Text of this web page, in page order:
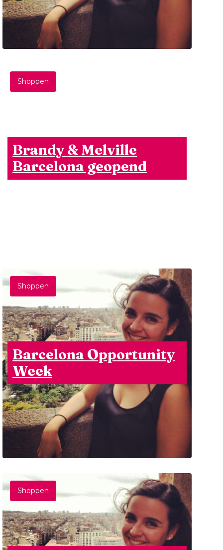
Shoppen
Brandy & Melville
Barcelona geopend
Shoppen
Barcelona Opportunity
Week
Shoppen